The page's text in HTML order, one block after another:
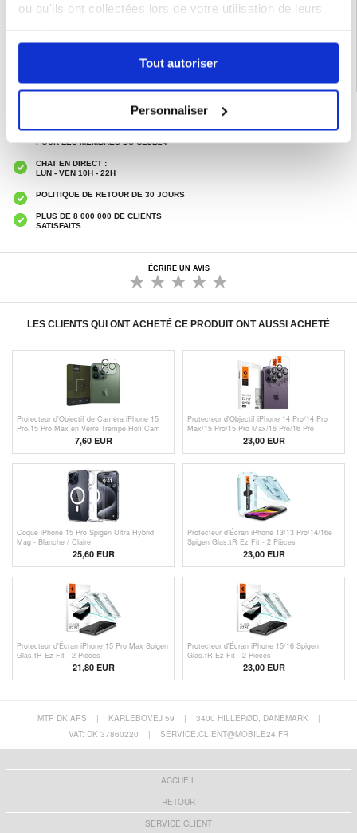
ou qu'ils ont collectées lors de votre utilisation de leurs
Tout autoriser
Personnaliser
7 % DE RÉDUCTION
POUR LES MEMBRES DU CLUB24
CHAT EN DIRECT :
LUN - VEN 10H - 22H
POLITIQUE DE RETOUR DE 30 JOURS
PLUS DE 8 000 000 DE CLIENTS
SATISFAITS
ÉCRIRE UN AVIS
LES CLIENTS QUI ONT ACHETÉ CE PRODUIT ONT AUSSI ACHETÉ
Protecteur d'Objectif de Caméra iPhone 15
Pro/15 Pro Max en Verre Trempé Hofi Cam
Pro+ - Transparente / Noir
7,60 EUR
Protecteur d'Objectif iPhone 14 Pro/14 Pro
Max/15 Pro/15 Pro Max/16 Pro/16 Pro
Max/17 Pro/17 Pro Max Spigen Glas.tR Ez
23,00 EUR
Coque iPhone 15 Pro Spigen Ultra Hybrid
Mag - Blanche / Claire
25,60 EUR
Protecteur d'Écran iPhone 13/13 Pro/14/16e
Spigen Glas.tR Ez Fit - 2 Pièces
23,00 EUR
Protecteur d'Écran iPhone 15 Pro Max Spigen
Glas.tR Ez Fit - 2 Pièces
21,80 EUR
Protecteur d'Écran iPhone 15/16 Spigen
Glas.tR Ez Fit - 2 Pièces
23,00 EUR
MTP DK APS | KARLEBOVEJ 59 | 3400 HILLERØD, DANEMARK
|
VAT: DK 37860220
| SERVICE.CLIENT@MOBILE24.FR
ACCUEIL
RETOUR
SERVICE CLIENT